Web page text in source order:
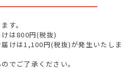
す。
は800円(税抜)
けは1,100円(税抜)が発生いたしま
でご了承ください。